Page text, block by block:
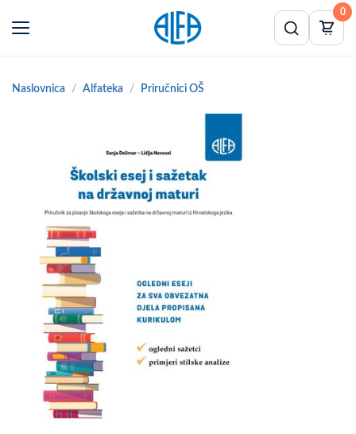
0
Naslovnica Alfateka Priručnici OŠ